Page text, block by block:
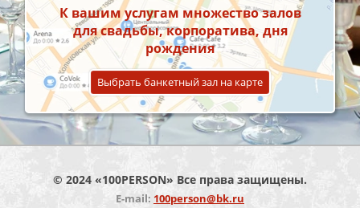
К вашим услугам множество залов
для свадьбы, корпоратива, дня
рождения
Выбрать банкетный зал на карте
© 2024 «100PERSON» Все права защищены.
E-mail: 100person@bk.ru